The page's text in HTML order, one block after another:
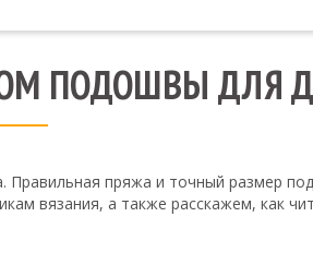
ПОДОШВЫ ДЛЯ
пряжа и точный размер
вязания, а также расскажем, как